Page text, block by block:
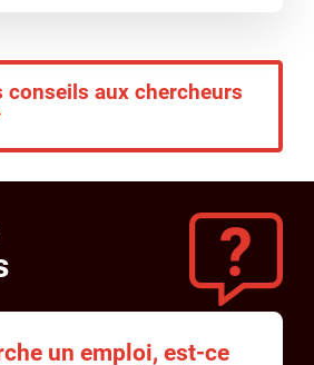
conseils aux chercheurs
un emploi, est-ce